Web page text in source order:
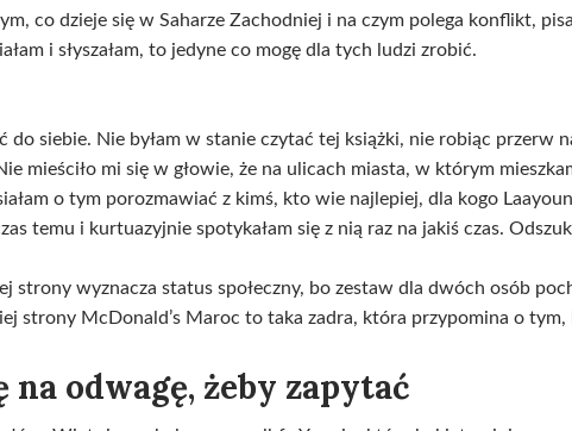
co dzieje się w Saharze Zachodniej i na czym polega konflikt,
i słyszałam, to jedyne co mogę dla tych ludzi zrobić.
do siebie. Nie byłam w stanie czytać tej książki, nie robiąc przerw
mieściło mi się w głowie, że na ulicach miasta, w którym
o tym porozmawiać z kimś, kto wie najlepiej, dla kogo
temu i kurtuazyjnie spotykałam się z nią raz na jakiś czas.
strony wyznacza status społeczny, bo zestaw dla dwóch osób
strony McDonald’s Maroc to taka zadra, która przypomina o tym,
odwagę, żeby zapytać